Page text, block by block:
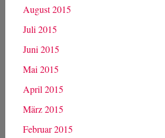
August 2015
Juli 2015
Juni 2015
Mai 2015
April 2015
März 2015
Februar 2015